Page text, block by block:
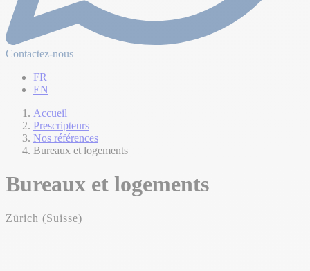
Contactez-nous
FR
EN
Accueil
Prescripteurs
Nos références
Bureaux et logements
Bureaux et logements
Zürich (Suisse)